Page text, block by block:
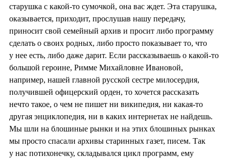
старушка с какой-то сумочкой, она вас ждет. Эта старушка,
оказывается, приходит, прослушав нашу передачу,
приносит свой семейный архив и просит либо программу
сделать о своих родных, либо просто показывает то, что
у нее есть, либо даже дарит. Если рассказываешь о какой-то
большой героине, Римме Михайловне Ивановой,
например, нашей главной русской сестре милосердия,
получившей офицерский орден, то хочется рассказать
нечто такое, о чем не пишет ни википедия, ни какая-то
другая энциклопедия, ни в каких интернетах не найдешь.
Мы шли на блошиные рынки и на этих блошиных рынках
мы просто спасали архивы старинных газет, писем. Так
у нас потихонечку, складывался цикл программ, ему